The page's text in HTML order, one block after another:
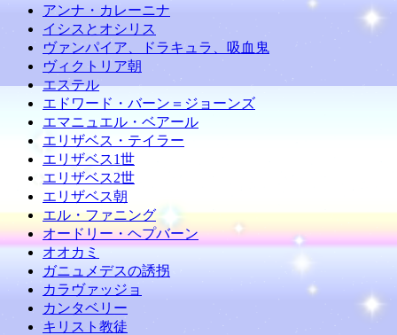
アンナ・カレーニナ
イシスとオシリス
ヴァンパイア、ドラキュラ、吸血鬼
ヴィクトリア朝
エステル
エドワード・バーン＝ジョーンズ
エマニュエル・ベアール
エリザベス・テイラー
エリザベス1世
エリザベス2世
エリザベス朝
エル・ファニング
オードリー・ヘプバーン
オオカミ
ガニュメデスの誘拐
カラヴァッジョ
カンタベリー
キリスト教徒